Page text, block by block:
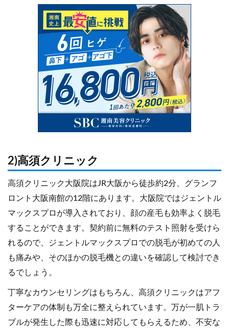
2)高須クリニック
高須クリニック大阪院はJR大阪から徒歩約2分、グランフ
ロント大阪南館の12階にあります。大阪院ではジェントル
マックスプロが導入されており、顔の産毛も効率よく脱毛
することができます。契約前に無料のテスト照射を受けら
れるので、ジェントルマックスプロでの脱毛が初めての人
も痛みや、そのほかの脱毛機との違いを確認して検討でき
るでしょう。
丁寧なカウンセリングはもちろん、高須クリニックはアフ
ターケアの体制も万全に整えられています。万が一肌トラ
ブルが発生した際も迅速に対応してもらえるため、不安な